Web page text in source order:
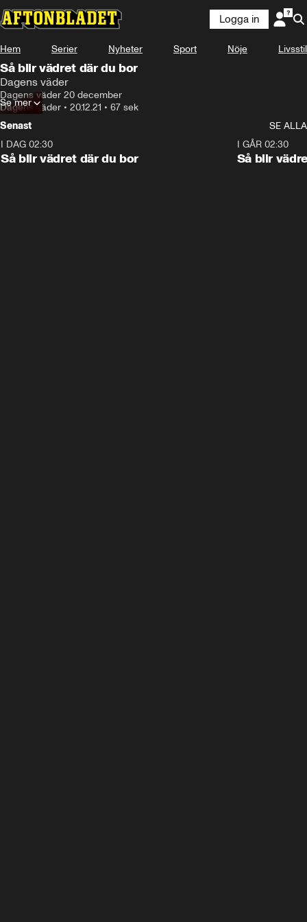
Logga in
Hem Serier Nyheter Sport Nöje Livsstil
Så blir vädret där du bor
Dagens väder
Dagens väder 20 december
Dagens väder • 20.12.21 • 67 sek
Se mer
Senast
SE ALLA
I DAG 02:30
Så blir vädret där du bor
I GÅR 02:30
Så blir